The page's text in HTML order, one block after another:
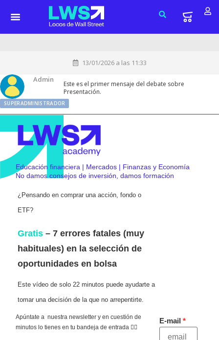
13/01/2026 a las 11:33
Admin
SUPERADMINISTRADOR
Este es el primer mensaje del debate sobre
Presentación.
Educación financiera | Mercados | Finanzas y Economía
No damos consejos de inversión, damos formación
¿Pensando en comprar una acción, fondo o
ETF?
Gratis – 7 errores fatales (muy
habituales) en la selección de
oportunidades en bolsa
Este vídeo de solo 22 minutos puede ayudarte a
tomar una decisión de la que no arrepentirte.
Apúntate a nuestra newsletter y en cuestión de
minutos lo tienes en tu bandeja de entrada 👇🏻
E-mail